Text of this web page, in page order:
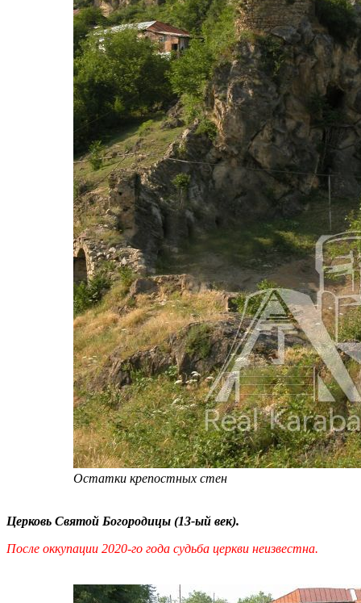
Остатки крепостных стен
Церковь Святой Богородицы (13-ый век).
После оккупации 2020-го года судьба церкви неизвестна.